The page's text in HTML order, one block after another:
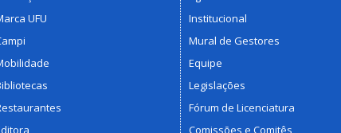
UFU
Institucional
Mural de Gestores
Equipe
Legislações
Fórum de Licenciatura
Comissões e Comitês